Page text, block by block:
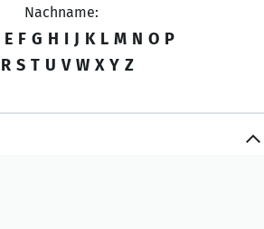
Nachname:
E F G H I J K L M N O P
R S T U V W X Y Z